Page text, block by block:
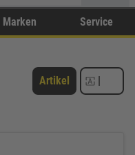
Marken Service
Artikel |